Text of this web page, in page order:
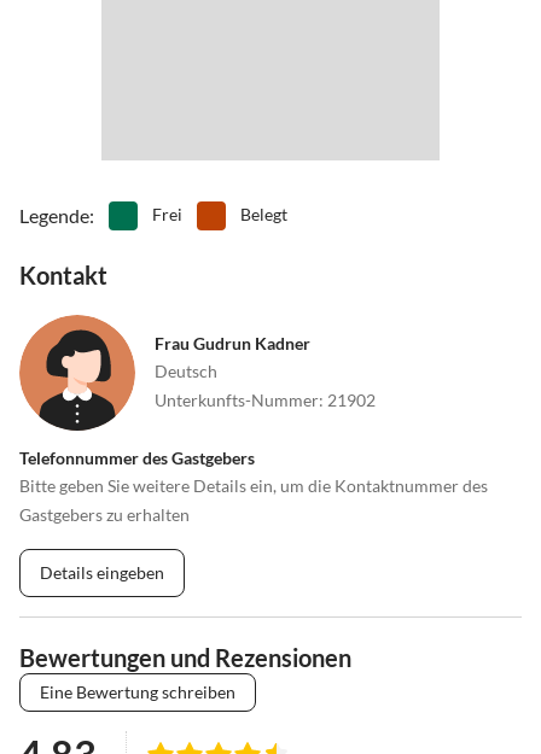
Legende: Frei Belegt
Kontakt
Frau Gudrun Kadner
Deutsch
Unterkunfts-Nummer: 21902
Telefonnummer des Gastgebers
Bitte geben Sie weitere Details ein, um die Kontaktnummer des
Gastgebers zu erhalten
Details eingeben
Bewertungen und Rezensionen
Eine Bewertung schreiben